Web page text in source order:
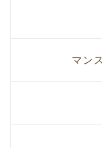
マン